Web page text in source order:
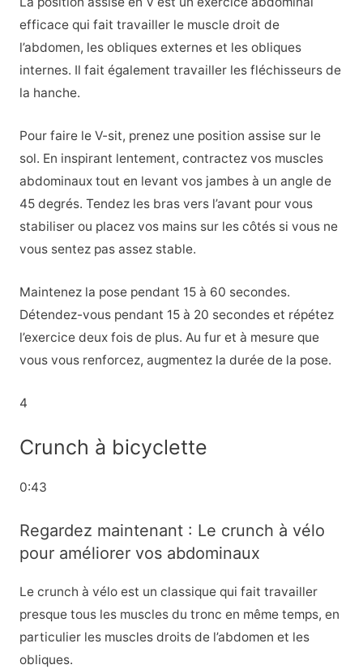
efficace qui fait travailler le muscle droit de
l’abdomen, les obliques externes et les obliques
internes. Il fait également travailler les fléchisseurs de
la hanche.
Pour faire le V-sit, prenez une position assise sur le
sol. En inspirant lentement, contractez vos muscles
abdominaux tout en levant vos jambes à un angle de
45 degrés. Tendez les bras vers l’avant pour vous
stabiliser ou placez vos mains sur les côtés si vous ne
vous sentez pas assez stable.
Maintenez la pose pendant 15 à 60 secondes.
Détendez-vous pendant 15 à 20 secondes et répétez
l’exercice deux fois de plus. Au fur et à mesure que
vous vous renforcez, augmentez la durée de la pose.
4
Crunch à bicyclette
0:43
Regardez maintenant : Le crunch à vélo
pour améliorer vos abdominaux
Le crunch à vélo est un classique qui fait travailler
presque tous les muscles du tronc en même temps, en
particulier les muscles droits de l’abdomen et les
obliques.